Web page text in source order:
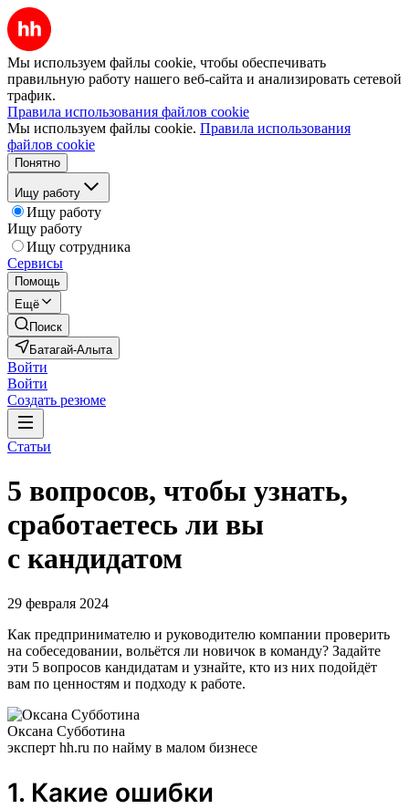
Мы используем файлы cookie, чтобы обеспечивать
правильную работу нашего веб-сайта и анализировать сетевой
трафик.
Правила использования файлов cookie
Мы используем файлы cookie. Правила использования
файлов cookie
Понятно
Ищу работу
Ищу работу
Ищу работу
Ищу сотрудника
Сервисы
Помощь
Ещё
Поиск
Батагай-Алыта
Войти
Войти
Создать резюме
Статьи
5 вопросов, чтобы узнать,
сработаетесь ли вы
с кандидатом
29 февраля 2024
Как предпринимателю и руководителю компании проверить
на собеседовании, вольётся ли новичок в команду? Задайте
эти 5 вопросов кандидатам и узнайте, кто из них подойдёт
вам по ценностям и подходу к работе.
Оксана Субботина
эксперт hh.ru по найму в малом бизнесе
1. Какие ошибки